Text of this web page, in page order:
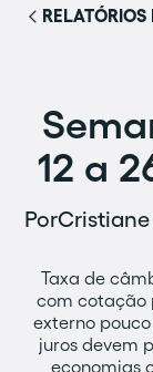
12 a
Por
Taxa de
com cotação
externo
juros devem
economias